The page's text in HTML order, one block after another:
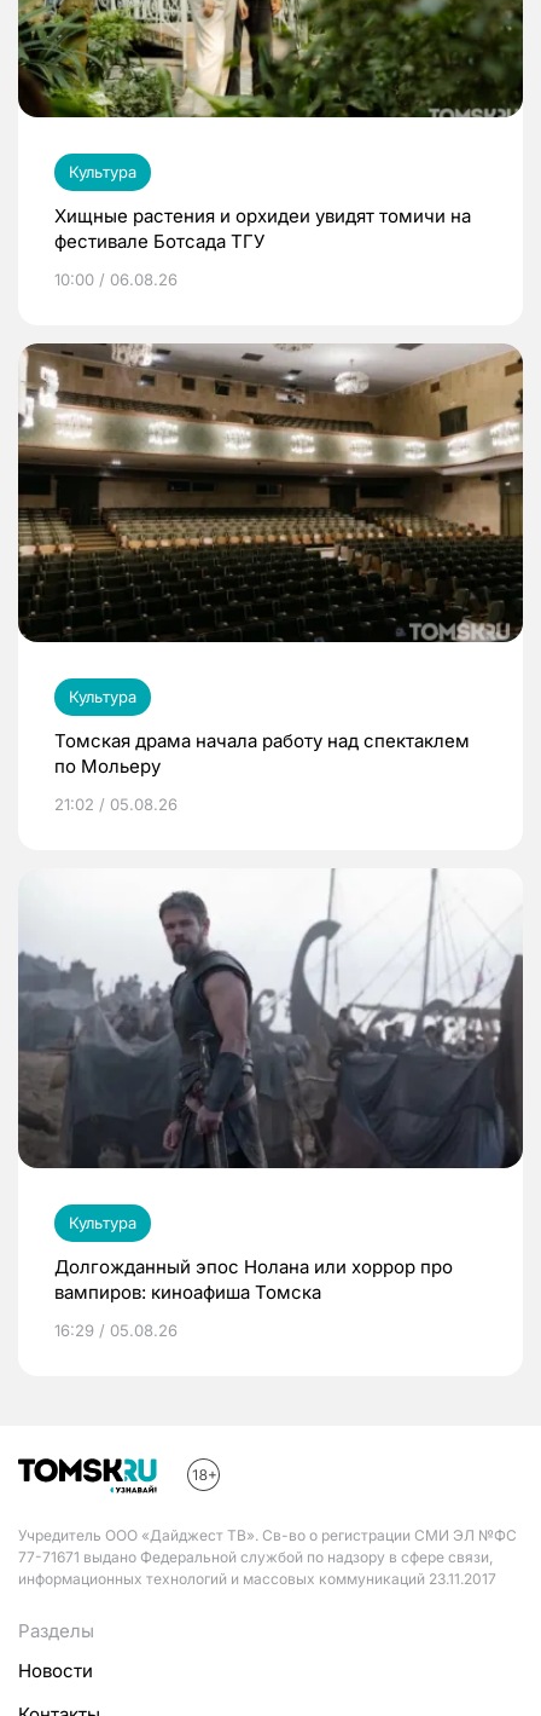
Культура
Хищные растения и орхидеи увидят томичи на
фестивале Ботсада ТГУ
10:00 / 06.08.26
Культура
Томская драма начала работу над спектаклем
по Мольеру
21:02 / 05.08.26
Культура
Долгожданный эпос Нолана или хоррор про
вампиров: киноафиша Томска
16:29 / 05.08.26
Учредитель ООО «Дайджест ТВ». Св-во о регистрации СМИ ЭЛ №ФС
77-71671 выдано Федеральной службой по надзору в сфере связи,
информационных технологий и массовых коммуникаций 23.11.2017
Разделы
Новости